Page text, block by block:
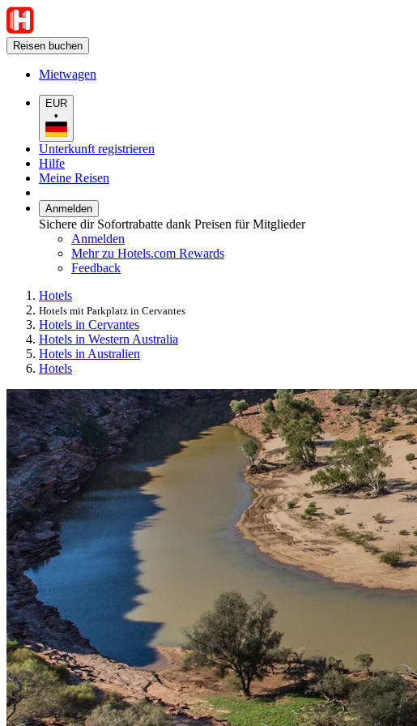
Reisen buchen
Mietwagen
EUR
•
Unterkunft registrieren
Hilfe
Meine Reisen
Anmelden
Sichere dir Sofortrabatte dank Preisen für Mitglieder
Anmelden
Mehr zu Hotels.com Rewards
Feedback
Hotels
Hotels mit Parkplatz in Cervantes
Hotels in Cervantes
Hotels in Western Australia
Hotels in Australien
Hotels